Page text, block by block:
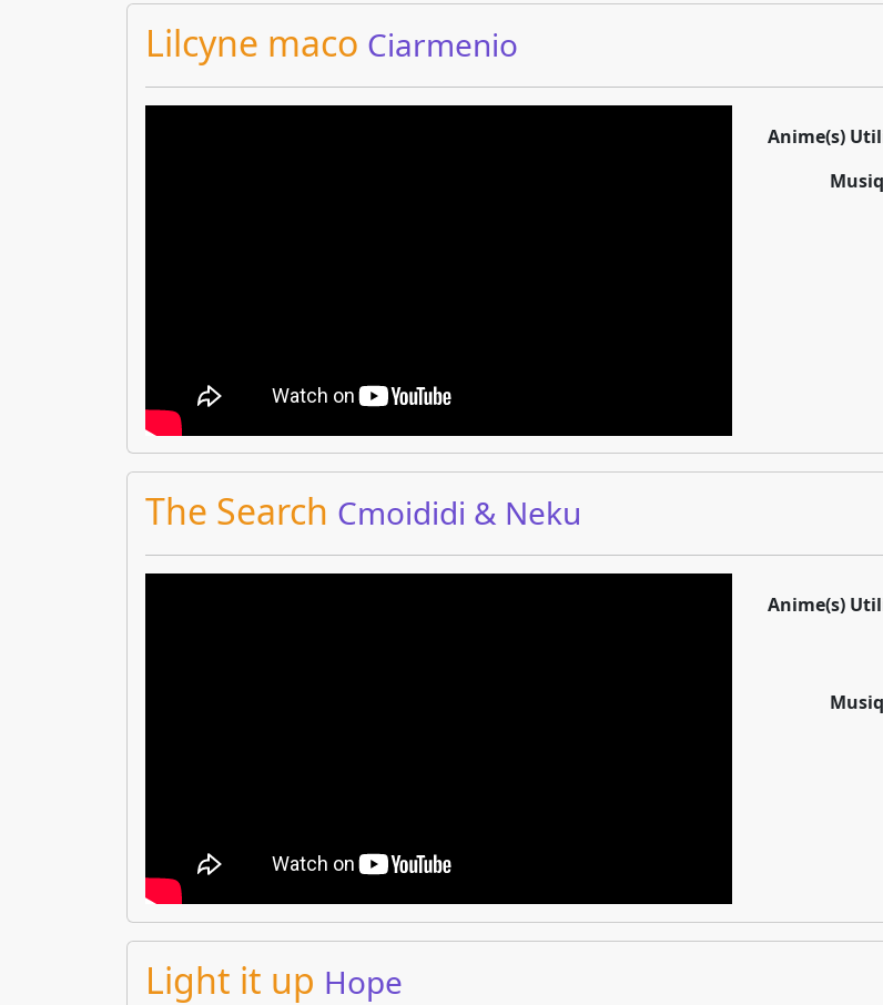
Lilcyne maco Ciarmenio
Anime(s)
The Search Cmoididi & Neku
Anime(s)
Light it up Hope